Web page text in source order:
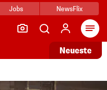
Jobs NewsFlix
Neueste